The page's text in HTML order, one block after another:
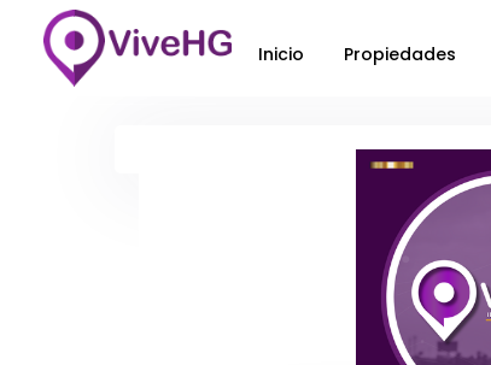
Inicio Propiedades